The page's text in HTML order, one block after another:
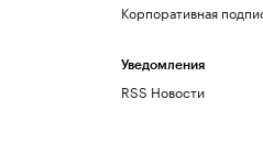
Корпоративная
Уведомления
RSS Новости